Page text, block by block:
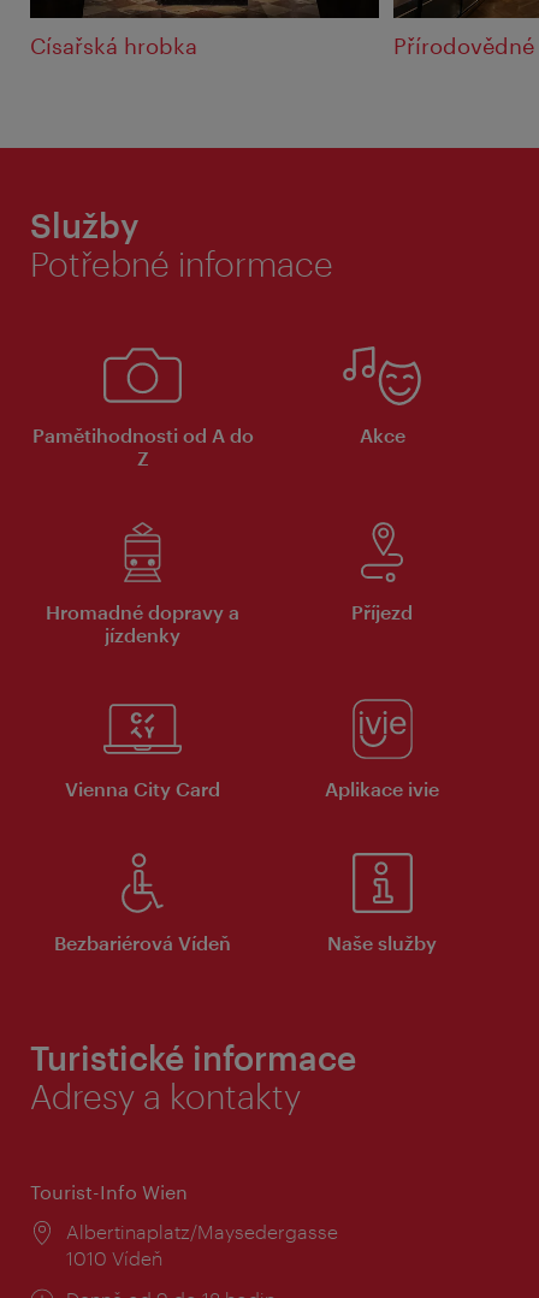
Císařská hrobka
Služby
Potřebné informace
Pamětihodnosti od A do
Z
Akce
Hromadné dopravy a
jízdenky
Příjezd
Vienna City Card Aplikace ivie
Bezbariérová Vídeň Naše služby
Turistické informace
Adresy a kontakty
Tourist-Info Wien
Místo:
Albertinaplatz/Maysedergasse
1010 Vídeň